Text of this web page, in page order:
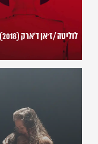
לוליטה / ז׳אן ד'ארק (2018)